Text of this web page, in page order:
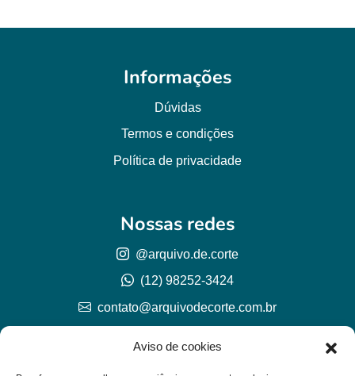
Aviso de cookies
Informações
Dúvidas
Termos e condições
Política de privacidade
Nossas redes
@arquivo.de.corte
(12) 98252-3424
contato@arquivodecorte.com.br